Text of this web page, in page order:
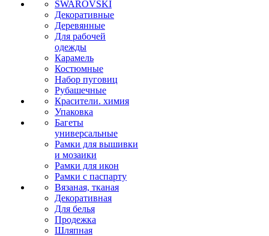
SWAROVSKI
Декоративные
Деревянные
Для рабочей
одежды
Карамель
Костюмные
Набор пуговиц
Рубашечные
Красители. химия
Упаковка
Багеты
универсальные
Рамки для вышивки
и мозаики
Рамки для икон
Рамки с паспарту
Вязаная, тканая
Декоративная
Для белья
Продежка
Шляпная